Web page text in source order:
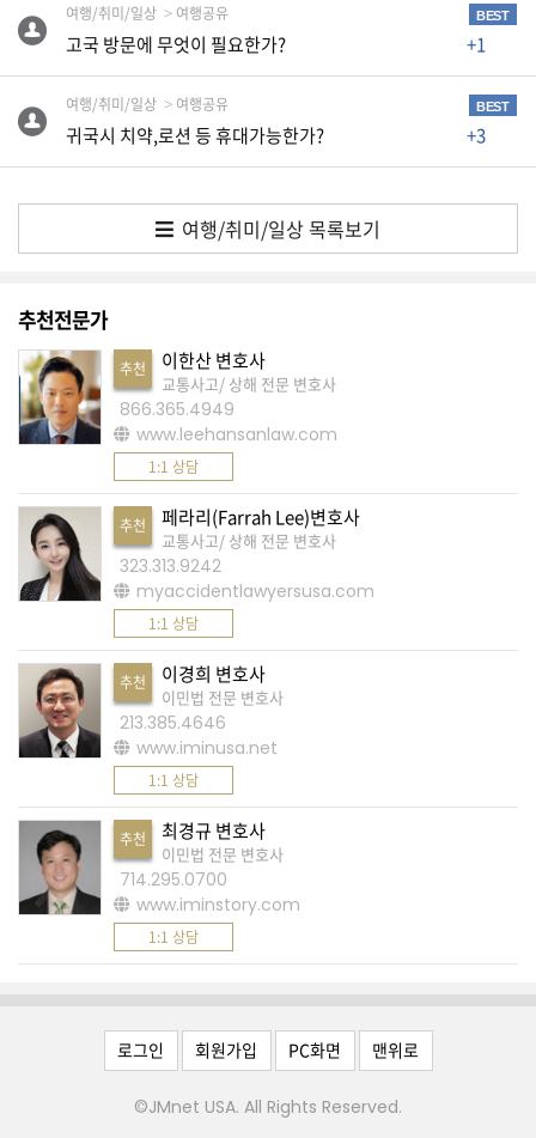
S
K
국
이
용
안
확
인
바
니
다
.
S
K
미
에
서
새
로
여행/취미/일상 여행공유 BEST
고국 방문에 무엇이 필요한가? +1
여행/취미/일상 여행공유 BEST
귀국시 치약,로션 등 휴대가능한가? +3
여행/취미/일상 목록보기
추천전문가
추천 이한산 변호사
교통사고/ 상해 전문 변호사
866.365.4949
www.leehansanlaw.com
1:1 상담
추천 페라리(Farrah Lee)변호사
교통사고/ 상해 전문 변호사
323.313.9242
myaccidentlawyersusa.com
1:1 상담
추천 이경희 변호사
이민법 전문 변호사
213.385.4646
www.iminusa.net
1:1 상담
추천 최경규 변호사
이민법 전문 변호사
714.295.0700
www.iminstory.com
1:1 상담
로그인 회원가입 PC화면 맨위로
©JMnet USA. All Rights Reserved.